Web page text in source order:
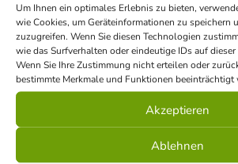
Um Ihnen ein optimales Erlebnis zu bieten,
wie Cookies, um Geräteinformationen zu speichern
zuzugreifen. Wenn Sie diesen Technologien
wie das Surfverhalten oder eindeutige IDs auf
Wenn Sie Ihre Zustimmung nicht erteilen oder
bestimmte Merkmale und Funktionen beeinträchtigt
Akzeptieren
Ablehnen
Integrationspreis 2016 für